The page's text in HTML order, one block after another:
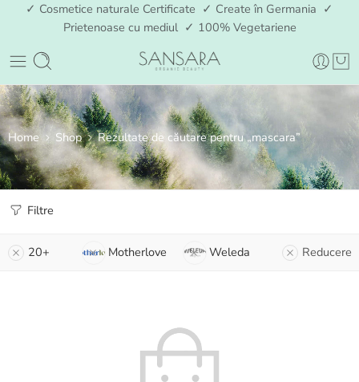
✓ Cosmetice naturale Certificate ✓ Create în Germania ✓
Prietenoase cu mediul ✓ 100% Vegetariene
Home Shop Rezultate de căutare pentru „mascara”
Filtre
20+ Motherlove Weleda Reducere